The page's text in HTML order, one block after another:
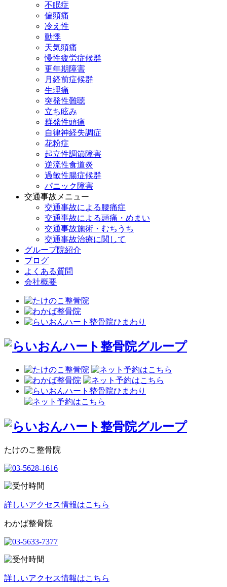
不眠症
偏頭痛
冷え性
動悸
天気頭痛
慢性疲労症候群
更年期障害
月経前症候群
生理痛
突発性難聴
立ち眩み
群発性頭痛
自律神経失調症
花粉症
起立性調節障害
逆流性食道炎
過敏性腸症候群
パニック障害
交通事故メニュー
交通事故による腰痛症
交通事故による頭痛・めまい
交通事故施術・むちうち
交通事故治療に関して
グループ院紹介
ブログ
よくある質問
会社概要
たけのこ整骨院
詳しいアクセス情報はこちら
わかば整骨院
詳しいアクセス情報はこちら